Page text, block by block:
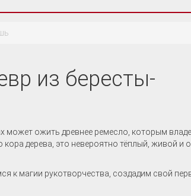
из бересты-
может ожить древнее ремесло, которым
кора дерева, это невероятно тёплый, живой и
к магии рукотворчества, создадим свой